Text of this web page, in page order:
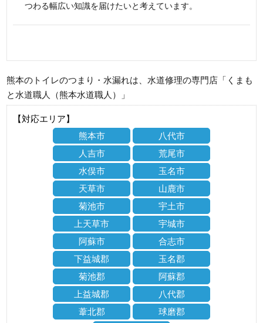
つわる幅広い知識を届けたいと考えています。
熊本のトイレのつまり・水漏れは、水道修理の専門店「くまも
と水道職人（熊本水道職人）」
【対応エリア】
熊本市
八代市
人吉市
荒尾市
水俣市
玉名市
天草市
山鹿市
菊池市
宇土市
上天草市
宇城市
阿蘇市
合志市
下益城郡
玉名郡
菊池郡
阿蘇郡
上益城郡
八代郡
葦北郡
球磨郡